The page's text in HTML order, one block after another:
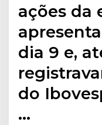
ações da
dia 9 e,
do
…